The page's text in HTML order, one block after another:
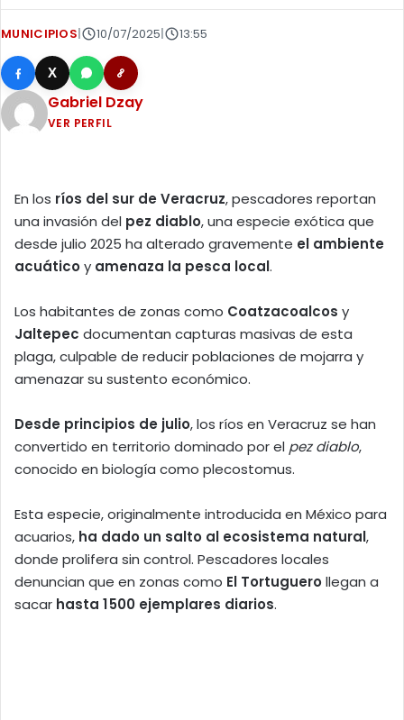
MUNICIPIOS| 10/07/2025| 13:55
X
Gabriel Dzay
VER PERFIL
En los ríos del sur de Veracruz, pescadores reportan
una invasión del pez diablo, una especie exótica que
desde julio 2025 ha alterado gravemente el ambiente
acuáticoy amenaza la pesca local.
Los habitantes de zonas como Coatzacoalcos y
Jaltepec documentan capturas masivas de esta
plaga, culpable de reducir poblaciones de mojarra y
amenazar su sustento económico.
Desde principios de julio, los ríos en Veracruz se han
convertido en territorio dominado por el pez diablo,
conocido en biología como plecostomus.
Esta especie, originalmente introducida en México para
acuarios, ha dado un salto al ecosistema natural,
donde prolifera sin control. Pescadores locales
denuncian que en zonas como El Tortuguerollegan a
sacar hasta 1 500 ejemplares diarios.